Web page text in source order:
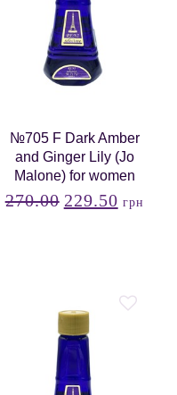
№705 F Dark Amber
and Ginger Lily (Jo
Malone) for women
270.00 229.50 грн